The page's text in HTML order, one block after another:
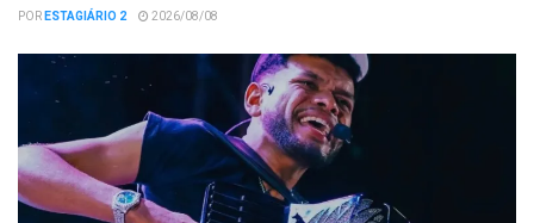
PORESTAGIÁRIO 2 2026/08/08